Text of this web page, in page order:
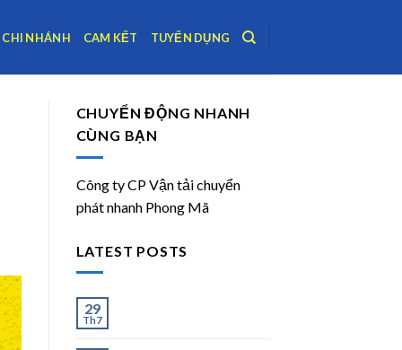
CHI NHÁNH CAM KẾT TUYỂN DỤNG
CHUYỂN ĐỘNG NHANH
CÙNG BẠN
Công ty CP Vận tải chuyển
phát nhanh Phong Mã
LATEST POSTS
29
Th7